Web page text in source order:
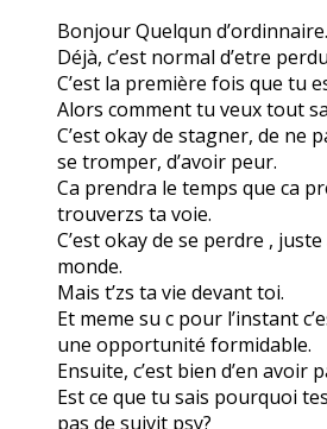
Bonjour Quelqun d’ordinnaire.
Déjà, c’est normal d’etre
C’est la première fois que tu
Alors comment tu veux tout
C’est okay de stagner, de ne
se tromper, d’avoir peur.
Ca prendra le temps que ca
trouverzs ta voie.
C’est okay de se perdre ,
monde.
Mais t’zs ta vie devant toi.
Et meme su c pour l’instant
une opportunité formidable.
Ensuite, c’est bien d’en avoir
Est ce que tu sais pourquoi
pas de suivit psy?